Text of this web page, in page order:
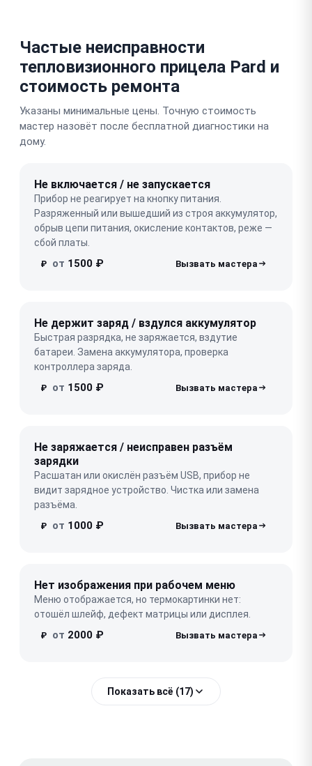
Частые неисправности
тепловизионного прицела Pard и
стоимость ремонта
Указаны минимальные цены. Точную стоимость
мастер назовёт после бесплатной диагностики на
дому.
Не включается / не запускается
Прибор не реагирует на кнопку питания.
Разряженный или вышедший из строя аккумулятор,
обрыв цепи питания, окисление контактов, реже —
сбой платы.
₽ от 1500 ₽
Не держит заряд / вздулся аккумулятор
Быстрая разрядка, не заряжается, вздутие
батареи. Замена аккумулятора, проверка
контроллера заряда.
₽ от 1500 ₽
Не заряжается / неисправен разъём
зарядки
Расшатан или окислён разъём USB, прибор не
видит зарядное устройство. Чистка или замена
разъёма.
₽ от 1000 ₽
Нет изображения при рабочем меню
Меню отображается, но термокартинки нет:
отошёл шлейф, дефект матрицы или дисплея.
₽ от 2000 ₽
Показать всё (17)